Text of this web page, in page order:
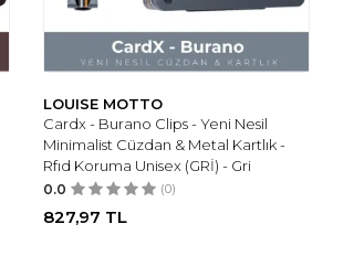
LOUISE MOTTO
Cardx - Burano Clips - Yeni Nesil
Minimalist Cüzdan & Metal Kartlık -
Rfıd Koruma Unisex (GRİ) - Gri
0.0 (0)
827,97 TL